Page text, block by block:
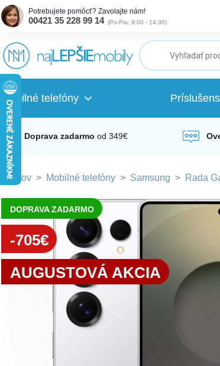
Potrebujete pomôcť? Zavolajte nám!
00421 35 228 99 14 (Po-Pia: 9:00 - 14:30)
Mobilné telefóny
Doprava zadarmo od 349€
Domov > Mobilné telefóny > Samsung > Rada
DOPRAVA ZADARMO
-705€
AUGUSTOVÁ AKCIA